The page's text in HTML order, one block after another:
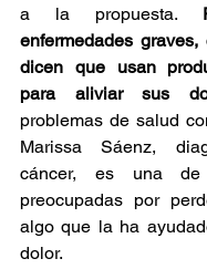
a la propuesta.
enfermedades
dicen que usan
para aliviar sus
problemas de salud
Marissa Sáenz,
cáncer, es una de
preocupadas por
algo que la ha
dolor.